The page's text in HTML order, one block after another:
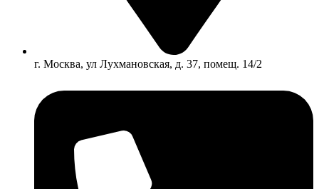
г. Москва, ул Лухмановская, д. 37, помещ. 14/2